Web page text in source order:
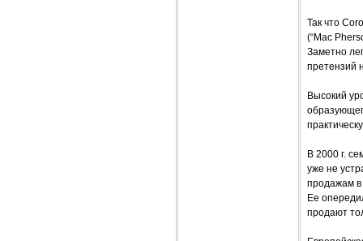
Так что
(“Mac
Заметно
претензий
Высокий
В 2000 г.
уже не
продажам в
Ее
продают